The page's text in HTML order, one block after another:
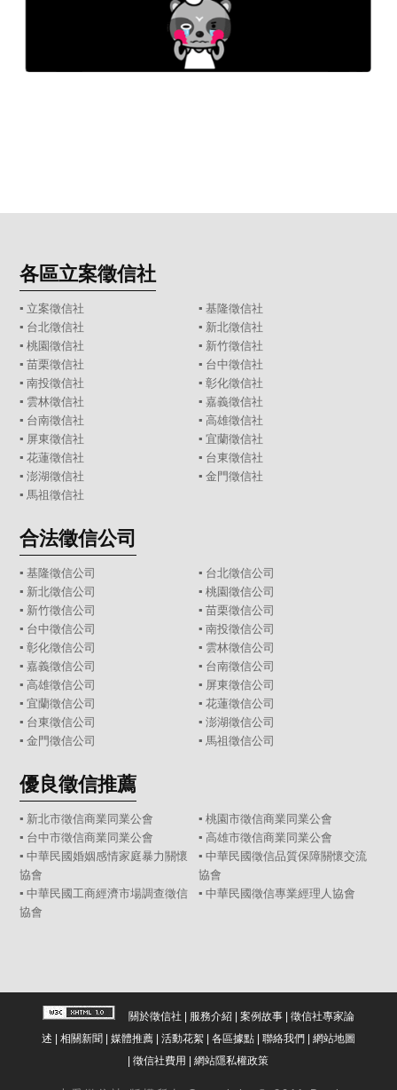
各區立案徵信社
▪ 立案徵信社 ▪ 基隆徵信社
▪ 台北徵信社 ▪ 新北徵信社
▪桃園徵信社 ▪ 新竹徵信社
▪苗栗徵信社 ▪ 台中徵信社
▪南投徵信社 ▪ 彰化徵信社
▪ 雲林徵信社 ▪ 嘉義徵信社
▪ 台南徵信社 ▪ 高雄徵信社
▪ 屏東徵信社 ▪ 宜蘭徵信社
▪花蓮徵信社 ▪ 台東徵信社
▪澎湖徵信社 ▪ 金門徵信社
▪馬祖徵信社
合法徵信公司
▪基隆徵信公司 ▪ 台北徵信公司
▪ 新北徵信公司 ▪ 桃園徵信公司
▪ 新竹徵信公司 ▪ 苗栗徵信公司
▪ 台中徵信公司 ▪ 南投徵信公司
▪彰化徵信公司 ▪ 雲林徵信公司
▪嘉義徵信公司 ▪ 台南徵信公司
▪高雄徵信公司 ▪ 屏東徵信公司
▪宜蘭徵信公司 ▪ 花蓮徵信公司
▪ 台東徵信公司 ▪ 澎湖徵信公司
▪金門徵信公司 ▪ 馬祖徵信公司
優良徵信推薦
▪ 新北市徵信商業同業公會
▪ 桃園市徵信商業同業公會
▪ 台中市徵信商業同業公會
▪ 高雄市徵信商業同業公會
▪ 中華民國婚姻感情家庭暴力關懷
協會
▪ 中華民國徵信品質保障關懷交流
協會
▪ 中華民國工商經濟市場調查徵信
協會
▪ 中華民國徵信專業經理人協會
關於徵信社 服務介紹| 案例故事| 徵信社專家論
述
相關新聞 媒體推薦| 活動花絮| 各區據點| 聯絡我們
網站地圖
|徵信社費用 |網站隱私權政策